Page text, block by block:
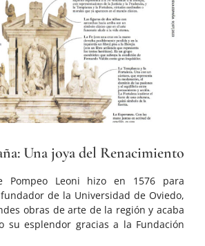
Una joya del Renacimiento
Pompeo Leoni hizo en 1576 para
de la Universidad de Oviedo,
obras de arte de la región y acaba
su esplendor gracias a la Fundación